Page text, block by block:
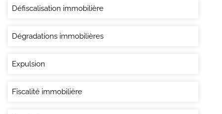
Défiscalisation immobilière
Dégradations immobilières
Expulsion
Fiscalité immobilière